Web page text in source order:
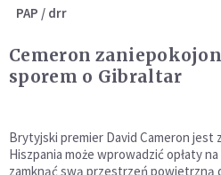
PAP / drr
Cemeron
sporem o Gibraltar
Brytyjski premier David Cameron jest
Hiszpania może wprowadzić opłaty
zamknąć swą przestrzeń powietrzną